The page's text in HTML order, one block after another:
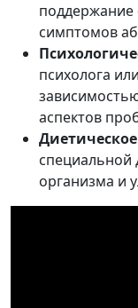
поддержание
симптомов
психолога
аспектов
специальной
организма и